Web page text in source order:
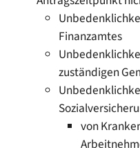
Finanzamtes
zuständigen
von